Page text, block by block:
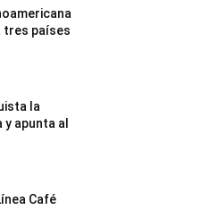
tres países
la
apunta al
Café